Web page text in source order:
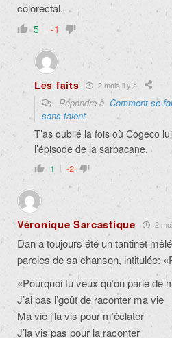
colorectal.
5 -1
Les faits 2 mois il y a
Répondre à Comment se
sans talent
T’as oublié la fois où Cogeco
l’épisode de la sarbacane.
1 -2
Véronique Sarcastique 2
Dan a toujours été un tantinet
paroles de sa chanson, intitulée:
«Pourquoi tu veux qu’on parle de
J’ai pas l’goût de raconter ma vie
Ma vie j’la vis pour m’éclater
J’la vis pas pour la raconter